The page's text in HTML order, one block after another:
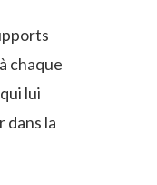
chaque
lui
dans la